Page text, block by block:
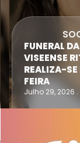
FUNERAL
VISEENSE
REALIZA-
FEIRA
Julho 29, 2026 .